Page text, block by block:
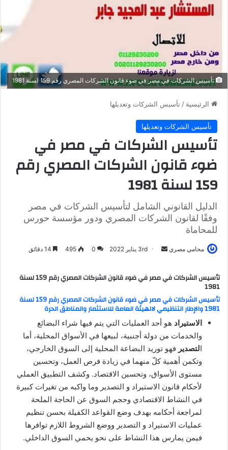
تأسيس الشركات في مصر في ضوء قانون الشركات المصري رقم 159 لسنة 1981
الرئيسية /تأسيس الشركات وتعديلها
تأسيس الشركات وتعديلها
تأسيس الشركات في مصر في
ضوء قانون الشركات المصري رقم
159 لسنة 1981
الدليل القانوني الشامل لتأسيس الشركات في مصر
وفقًا لقانون الشركات المصري ودور مؤسسة حورس
للمحاماة
محامي مصري
أرسل
إلكترونيا
3rd يناير 2022 0
495
تأسيس الشركات في مصر في ضوء قانون الشركات المصري رقم 159 لسنة
1981
تأسيس الشركات في مصر في ضوء قانون الشركات المصري رقم 159 لسنة
1981 والإطار التنظيمي لالهيئة العامة للاستثمار والمناطق الحرة
الاستيراد هو أحد العمليات التي يتم فيها شراء البضائع
والخدمات من دولة أجنبية، لبيعها في الأسواق المحلية، أما
التصدير فهو توريد البضاعة المحلية إلى السوق الخارجي،
وتكمن أهمية كلّ منهما في زيادة فرص العمل، وتحسين
مستوى الأسواق، وتحسين الاقتصاد. وكشف التطبيق العملي
لأحكام قانون الاستيراد و التصدير وما واكبه من تغيرات كبيرة
في النشاط الاقتصادي وحجم السوق عن الحاجة الملحة
لمراجعة أحكامه بهدف وضع القواعد الكفيلة بحسن تنظيم
عمليات الاستيراد و التصدير ووضع الشروط اللازم توافرها
فيمن يمارس هذا النشاط على نحو يحمي السوق الداخلي.